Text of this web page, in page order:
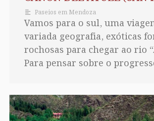
Paseios em Mendoza
Vamos para o sul, uma
variada geografia, exóticas
rochosas para chegar ao rio
Para pensar sobre o